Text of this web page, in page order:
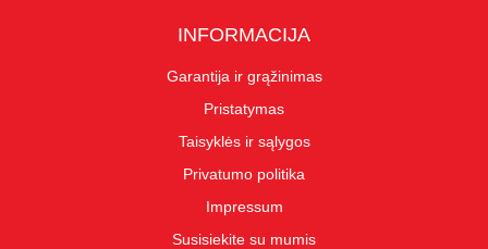
INFORMACIJA
Garantija ir grąžinimas
Pristatymas
Taisyklės ir sąlygos
Privatumo politika
Impressum
Susisiekite su mumis